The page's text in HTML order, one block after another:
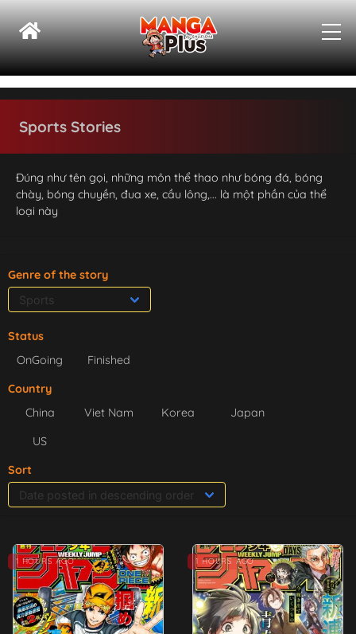
Sports Stories
Đúng như tên gọi, những môn thể thao như bóng đá, bóng
chày, bóng chuyền, đua xe, cầu lông,... là một phần của thể
loại này
Genre of the story
Status
OnGoing
Finished
Country
China
Viet Nam Korea
Japan
US
Sort
1 HOURS AGO 1 HOURS AGO